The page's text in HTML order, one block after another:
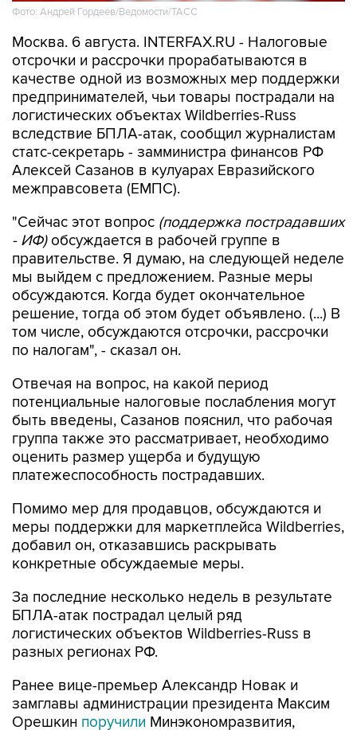
Фото: Андрей Гордеев/Ведомости/ТАСС
Москва. 6 августа. INTERFAX.RU - Налоговые
отсрочки и рассрочки прорабатываются в
качестве одной из возможных мер поддержки
предпринимателей, чьи товары пострадали на
логистических объектах Wildberries-Russ
вследствие БПЛА-атак, сообщил журналистам
статс-секретарь - замминистра финансов РФ
Алексей Сазанов в кулуарах Евразийского
межправсовета (ЕМПС).
"Сейчас этот вопрос (поддержка пострадавших
- ИФ)обсуждается в рабочей группе в
правительстве. Я думаю, на следующей неделе
мы выйдем с предложением. Разные меры
обсуждаются. Когда будет окончательное
решение, тогда об этом будет объявлено. (...) В
том числе, обсуждаются отсрочки, рассрочки
по налогам", - сказал он.
Отвечая на вопрос, на какой период
потенциальные налоговые послабления могут
быть введены, Сазанов пояснил, что рабочая
группа также это рассматривает, необходимо
оценить размер ущерба и будущую
платежеспособность пострадавших.
Помимо мер для продавцов, обсуждаются и
меры поддержки для маркетплейса Wildberries,
добавил он, отказавшись раскрывать
конкретные обсуждаемые меры.
За последние несколько недель в результате
БПЛА-атак пострадал целый ряд
логистических объектов Wildberries-Russ в
разных регионах РФ.
Ранее вице-премьер Александр Новак и
замглавы администрации президента Максим
Орешкин поручили Минэкономразвития,